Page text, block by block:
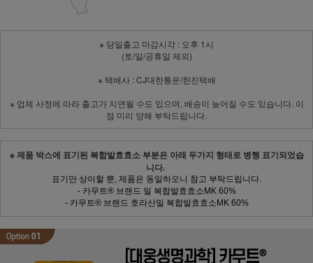
※ 당일출고 마감시각 : 오후 1시
(토/일/공휴일 제외)
※ 택배사 : CJ대한통운/한진택배
※ 업체 사정에 따라 출고가 지연될 수도 있으며, 배송이 늦어질 수도 있습니다. 이
점 미리 양해 부탁드립니다.
※ 제품 박스에 표기된 복합발효효소 부분은 아래 두가지 형태로 병행 표기되었습
니다.
표기만 상이할 뿐, 제품은 동일하오니 참고 부탁드립니다.
- 카무트® 브랜드 밀 복합발효효소MK 60%
- 카무트® 브랜드 호라산밀 복합발효효소MK 60%